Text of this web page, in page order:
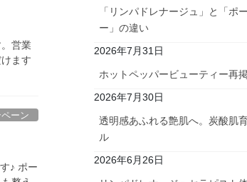
営業
ます
ーン
♪ ポー
「リンパドレナージュ」と「ポ
ー」の違い
2026年7月31日
ホットペッパービューティー再
2026年7月30日
透明感あふれる艶肌へ。炭酸肌
ル
2026年6月26日